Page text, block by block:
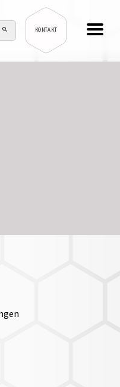
KONTAKT